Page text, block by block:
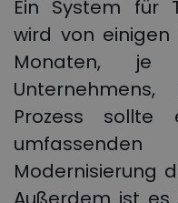
Ein System für
wird von einigen
Monaten,
Prozess sollte
Modernisierung